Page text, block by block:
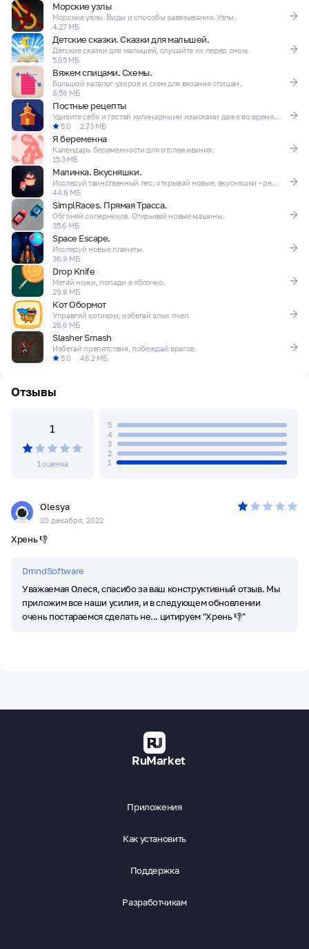
Морские узлы
Морские узлы. Виды и способы завязывания. Узлы.
4.27 МБ
Детские сказки. Сказки для малышей.
Детские сказки для малышей, слушайте их перед сном.
5.65 МБ
Вяжем спицами. Схемы.
Большой каталог узоров и схем для вязания спицам.
8.56 МБ
Постные рецепты
Удивите себя и гостей кулинарными изысками даже во время строгого поста.
5.0
2.73 МБ
Я беременна
Календарь беременности для отслеживания.
15.3 МБ
Малинка. Вкусняшки.
Исследуй таинственный лес, открывай новые, вкусняшки - рецепты.
44.8 МБ
SimplRaces. Прямая Трасса.
Обгоняй соперников. Открывай новые машины.
35.6 МБ
Space Escape.
Исследуй новые планеты.
36.9 МБ
Drop Knife
Метай ножи, попади в яблочко.
29.8 МБ
Кот Обормот
Управляй котиком, избегай злых пчел.
28.6 МБ
Slasher Smash
Избегай препятствия, побеждай врагов.
5.0
46.2 МБ
Отзывы
1
1 оценка
5
4
3
2
1
Olesya
20 декабря, 2022
Хрень 👎
DmndSoftware
Уважаемая Олеся, спасибо за ваш конструктивный отзыв. Мы
приложим все наши усилия, и в следующем обновлении
очень постараемся сделать не... цитируем "Хрень 👎"
RuMarket
Приложения
Как установить
Поддержка
Разработчикам